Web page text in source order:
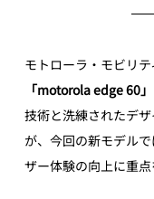
モトローラ・モビリ
「motorola edge 60」
技術と洗練されたデ
が、今回の新モデル
ザー体験の向上に重点